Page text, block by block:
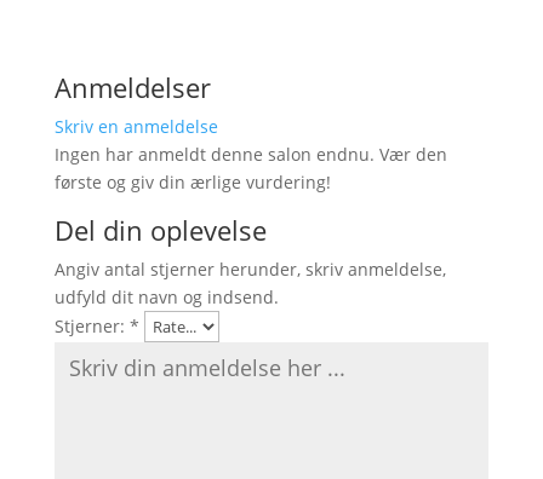
Anmeldelser
Skriv en anmeldelse
Ingen har anmeldt denne salon endnu. Vær den
første og giv din ærlige vurdering!
Del din oplevelse
Angiv antal stjerner herunder, skriv anmeldelse,
udfyld dit navn og indsend.
Stjerner: *